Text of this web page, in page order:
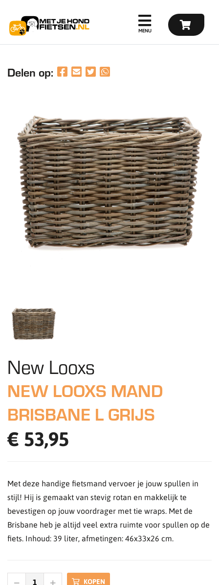
Delen op:
New Looxs
NEW LOOXS MAND
BRISBANE L GRIJS
€ 53,95
Met deze handige fietsmand vervoer je jouw spullen in
stijl! Hij is gemaakt van stevig rotan en makkelijk te
bevestigen op jouw voordrager met tie wraps. Met de
Brisbane heb je altijd veel extra ruimte voor spullen op de
fiets. Inhoud: 39 liter, afmetingen: 46x33x26 cm.
KOPEN